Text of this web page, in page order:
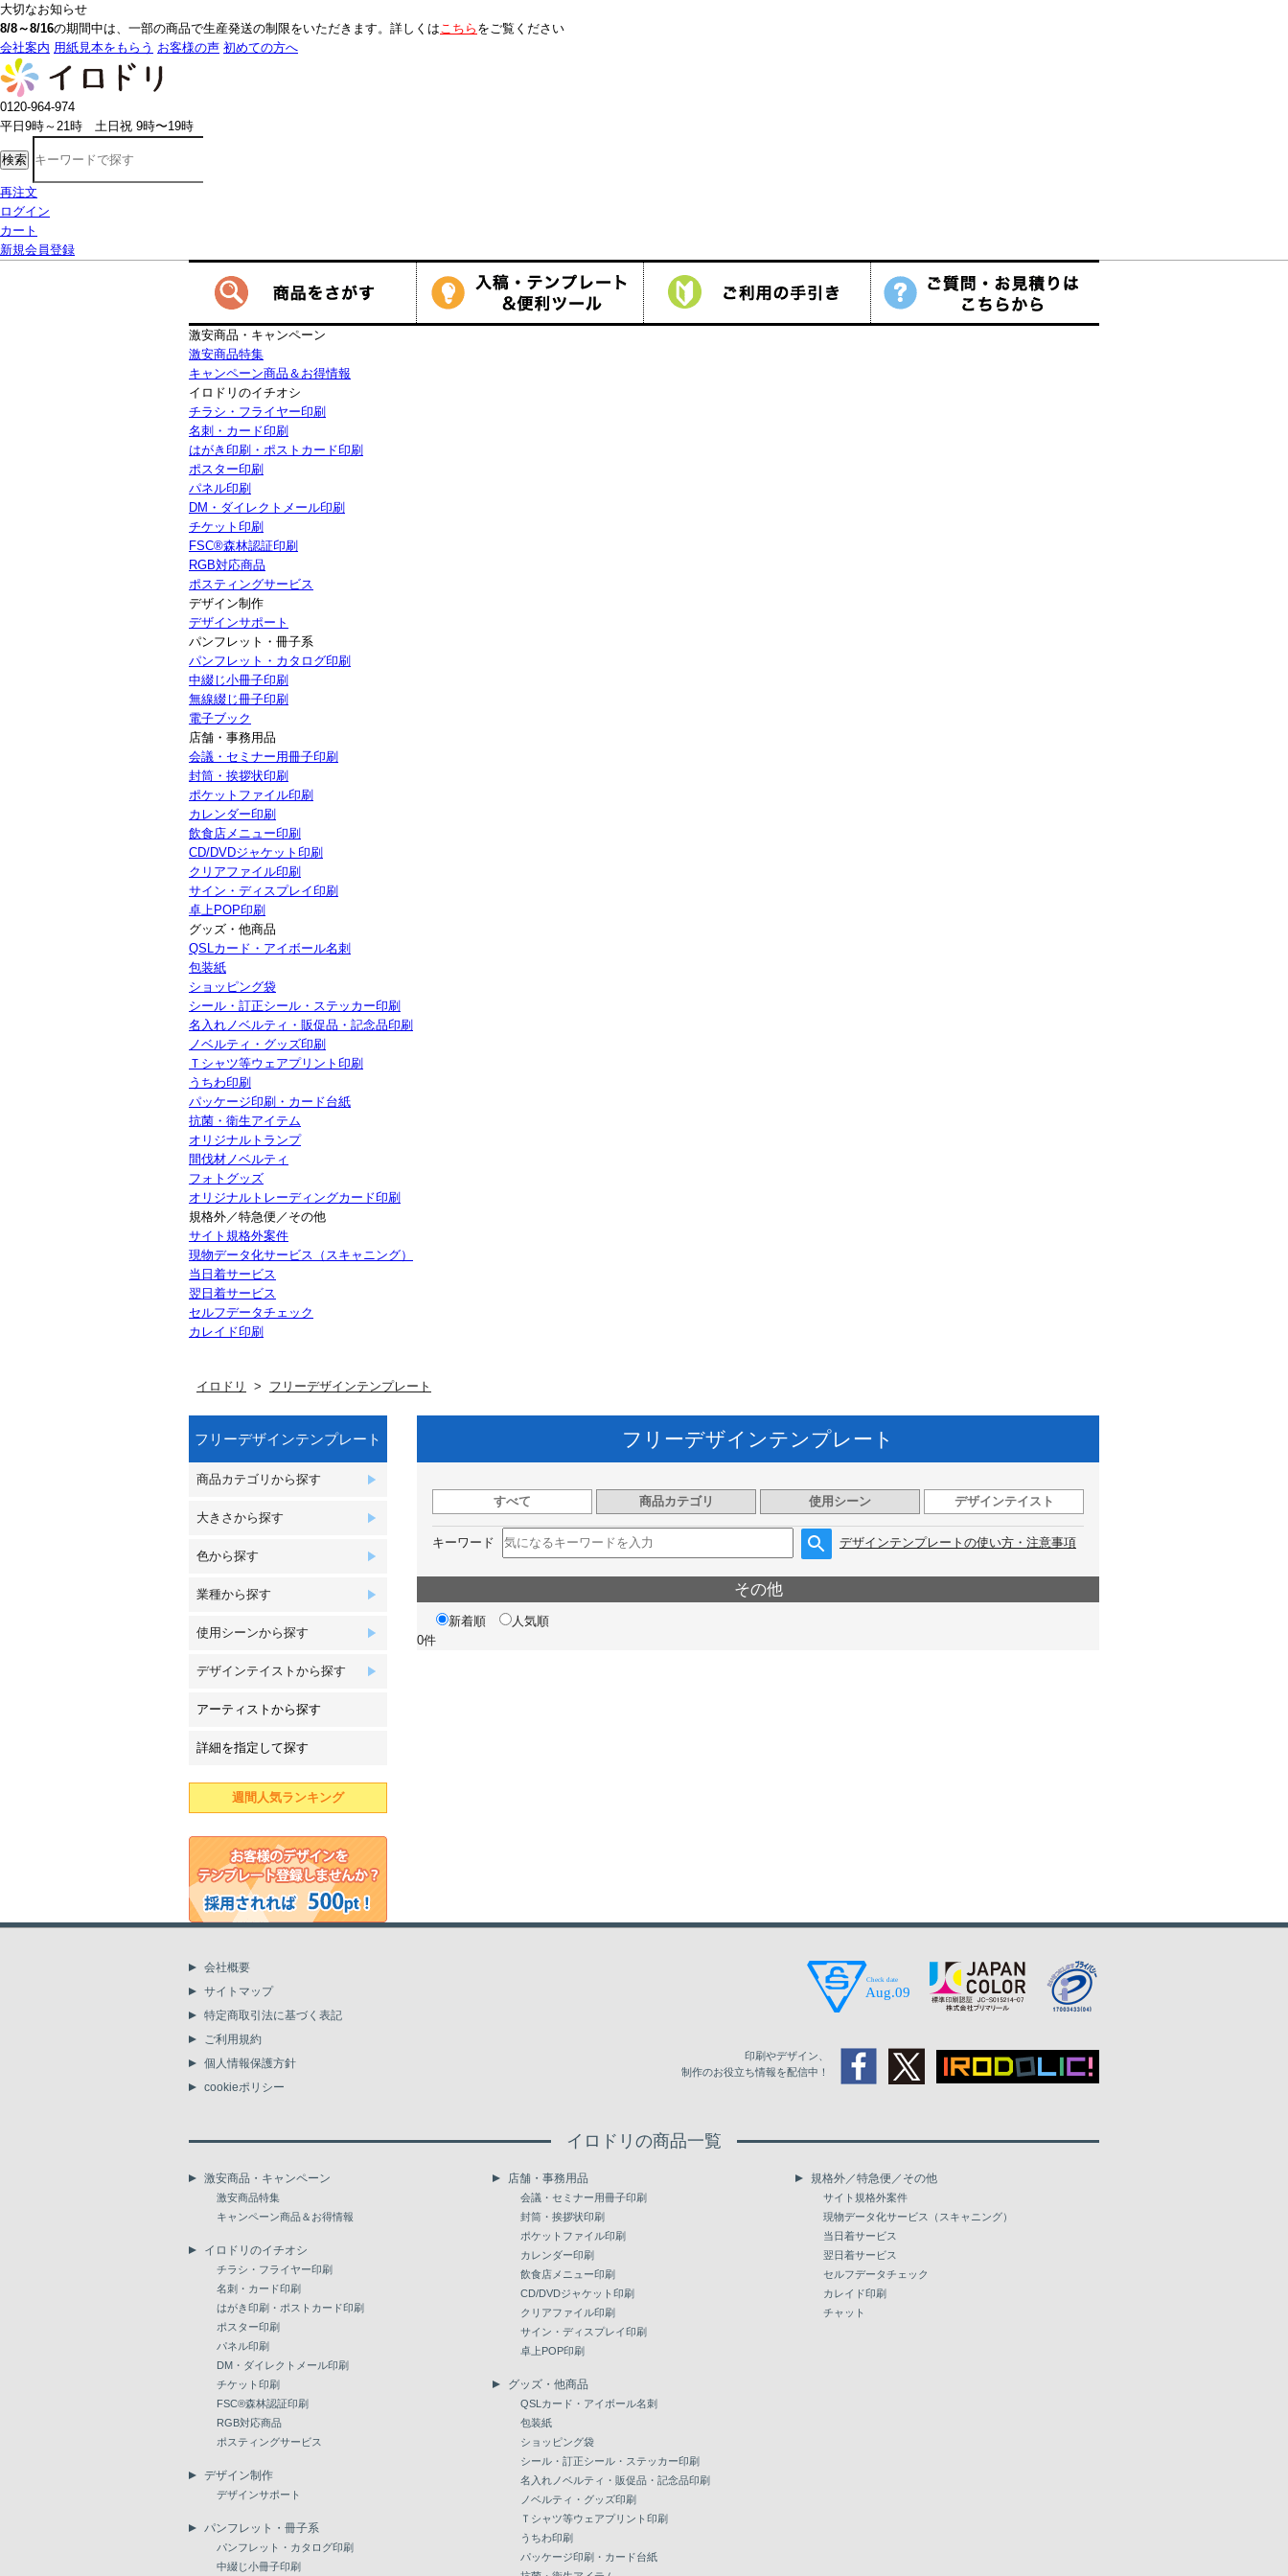
大切なお知らせ
8/8～8/16の期間中は、一部の商品で生産発送の制限をいただきます。詳しくはこちら をご覧ください
会社案内 用紙見本をもらう お客様の声 初めての方へ
0120-964-974
平日9時～21時 土日祝 9時〜19時
検索
再注文
ログイン
カート
新規会員登録
激安商品・キャンペーン
激安商品特集
キャンペーン商品＆お得情報
イロドリのイチオシ
チラシ・フライヤー印刷
名刺・カード印刷
はがき印刷・ポストカード印刷
ポスター印刷
パネル印刷
DM・ダイレクトメール印刷
チケット印刷
FSC®森林認証印刷
RGB対応商品
ポスティングサービス
デザイン制作
デザインサポート
パンフレット・冊子系
パンフレット・カタログ印刷
中綴じ小冊子印刷
無線綴じ冊子印刷
電子ブック
店舗・事務用品
会議・セミナー用冊子印刷
封筒・挨拶状印刷
ポケットファイル印刷
カレンダー印刷
飲食店メニュー印刷
CD/DVDジャケット印刷
クリアファイル印刷
サイン・ディスプレイ印刷
卓上POP印刷
グッズ・他商品
QSLカード・アイボール名刺
包装紙
ショッピング袋
シール・訂正シール・ステッカー印刷
名入れノベルティ・販促品・記念品印刷
ノベルティ・グッズ印刷
Ｔシャツ等ウェアプリント印刷
うちわ印刷
パッケージ印刷・カード台紙
抗菌・衛生アイテム
オリジナルトランプ
間伐材ノベルティ
フォトグッズ
オリジナルトレーディングカード印刷
規格外／特急便／その他
サイト規格外案件
現物データ化サービス（スキャニング）
当日着サービス
翌日着サービス
セルフデータチェック
カレイド印刷
イロドリ フリーデザインテンプレート
フリーデザインテンプレート
商品カテゴリから探す
大きさから探す
色から探す
業種から探す
使用シーンから探す
デザインテイストから探す
アーティストから探す
詳細を指定して探す
週間人気ランキング
フリーデザインテンプレート
すべて 商品カテゴリ 使用シーン デザインテイスト
キーワード デザインテンプレートの使い方・注意事項
その他
新着順
人気順
0件
会社概要
サイトマップ
特定商取引法に基づく表記
ご利用規約
個人情報保護方針
cookieポリシー
印刷やデザイン、
制作のお役立ち情報を配信中！
イロドリの商品一覧
激安商品・キャンペーン
激安商品特集
キャンペーン商品＆お得情報
イロドリのイチオシ
チラシ・フライヤー印刷
名刺・カード印刷
はがき印刷・ポストカード印刷
ポスター印刷
パネル印刷
DM・ダイレクトメール印刷
チケット印刷
FSC®森林認証印刷
RGB対応商品
ポスティングサービス
デザイン制作
デザインサポート
パンフレット・冊子系
パンフレット・カタログ印刷
中綴じ小冊子印刷
店舗・事務用品
会議・セミナー用冊子印刷
封筒・挨拶状印刷
ポケットファイル印刷
カレンダー印刷
飲食店メニュー印刷
CD/DVDジャケット印刷
クリアファイル印刷
サイン・ディスプレイ印刷
卓上POP印刷
グッズ・他商品
QSLカード・アイボール名刺
包装紙
ショッピング袋
シール・訂正シール・ステッカー印刷
名入れノベルティ・販促品・記念品印刷
ノベルティ・グッズ印刷
Ｔシャツ等ウェアプリント印刷
うちわ印刷
パッケージ印刷・カード台紙
規格外／特急便／その他
サイト規格外案件
現物データ化サービス（スキャニング）
当日着サービス
翌日着サービス
セルフデータチェック
カレイド印刷
チャット